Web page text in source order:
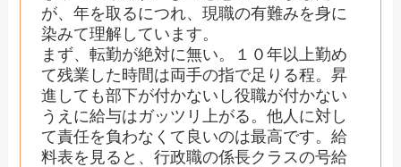
が、年を取るにつれ、現職の有難みを身に
染みて理解しています。
まず、転勤が絶対に無い。１０年以上勤め
て残業した時間は両手の指で足りる程。昇
進しても部下が付かないし役職が付かない
うえに給与はガッツリ上がる。他人に対し
て責任を負わなくて良いのは最高です。給
料表を見ると、行政職の係長クラスの号給